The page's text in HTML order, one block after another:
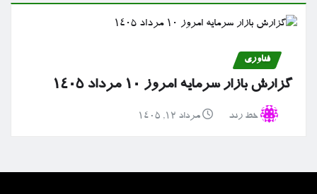
فناوری
گزارش بازار سرمایه امروز ۱۰ مرداد ۱۴۰۵
خط رند مرداد ۱۲, ۱۴۰۵